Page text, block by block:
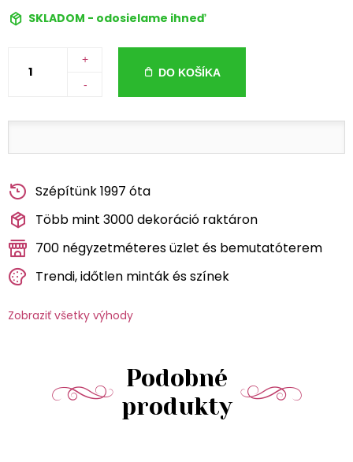
SKLADOM - odosielame ihneď
+
-
DO KOŠÍKA
Szépítünk 1997 óta
Több mint 3000 dekoráció raktáron
700 négyzetméteres üzlet és bemutatóterem
Trendi, időtlen minták és színek
Zobraziť všetky výhody
Podobné
produkty